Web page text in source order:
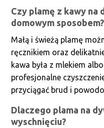
Czy plamę z kawy na
domowym sposobem?
Małą i świeżą plamę
ręcznikiem oraz
kawa była z mlekiem
profesjonalne
przyciągać brud i
Dlaczego plama na
wyschnięciu?